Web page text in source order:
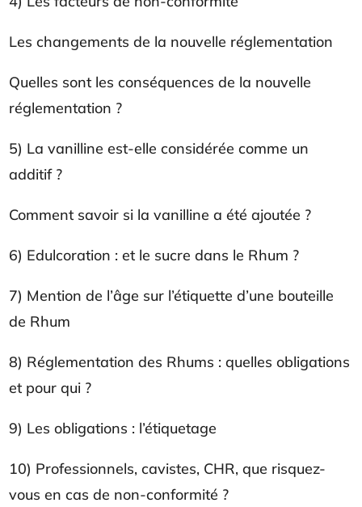
Les changements de la nouvelle réglementation
Quelles sont les conséquences de la nouvelle
réglementation ?
5) La vanilline est-elle considérée comme un
additif ?
Comment savoir si la vanilline a été ajoutée ?
6) Edulcoration : et le sucre dans le Rhum ?
7) Mention de l’âge sur l’étiquette d’une bouteille
de Rhum
8) Réglementation des Rhums : quelles obligations
et pour qui ?
9) Les obligations : l’étiquetage
10) Professionnels, cavistes, CHR, que risquez-
vous en cas de non-conformité ?